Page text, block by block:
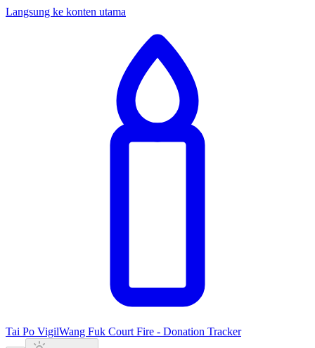
Langsung ke konten utama
Tai Po VigilWang Fuk Court Fire - Donation Tracker